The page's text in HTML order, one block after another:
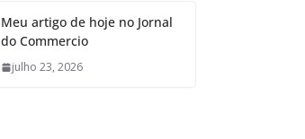
Meu artigo de hoje no Jornal
do Commercio
julho 23, 2026